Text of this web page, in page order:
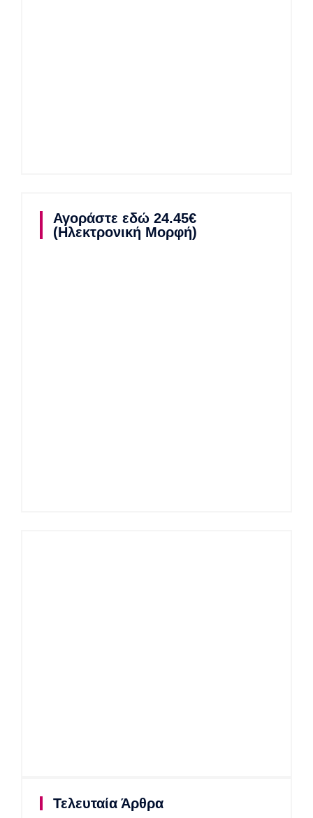
Αγοράστε εδώ 24.45€
(Ηλεκτρονική Μορφή)
Τελευταία Άρθρα